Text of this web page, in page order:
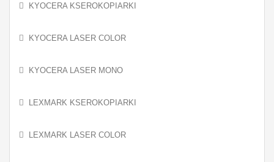
KYOCERA KSEROKOPIARKI
KYOCERA LASER COLOR
KYOCERA LASER MONO
LEXMARK KSEROKOPIARKI
LEXMARK LASER COLOR